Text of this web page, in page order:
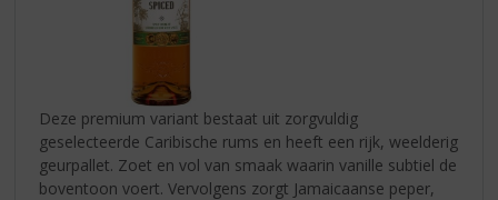
Deze premium variant bestaat uit zorgvuldig
geselecteerde Caribische rums en heeft een rijk, weelderig
geurpallet. Zoet en vol van smaak waarin vanille subtiel de
boventoon voert. Vervolgens zorgt Jamaicaanse peper,